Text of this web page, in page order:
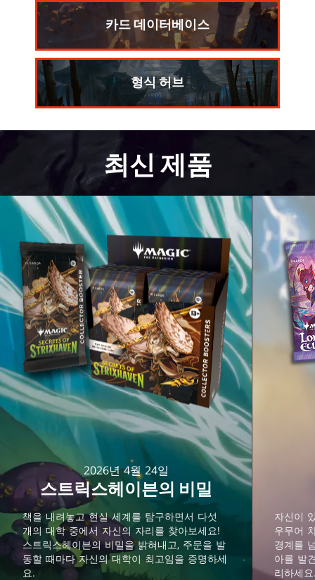
카드 데이터베이스
형식 허브
최신 제품
2026년 4월 24일
스트릭스헤이븐의 비밀
책을 내려놓고 현실 세계를 탐구하면서 다섯
개의 대학 중에서 자신의 자리를 찾아보세요!
스트릭스헤이븐의 비밀을 밝혀내고, 주문을 발
동할 때마다 자신의 대학이 최고임을 증명하세
요.
자신이
우무어
경계를
아를 발
리하세